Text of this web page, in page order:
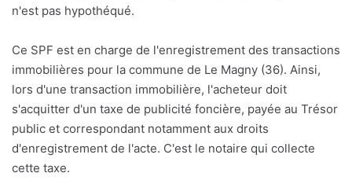
n'est pas hypothéqué.
Ce SPF est en charge de l'enregistrement des transactions
immobilières pour la commune de Le Magny (36). Ainsi,
lors d'une transaction immobilière, l'acheteur doit
s'acquitter d'un taxe de publicité foncière, payée au Trésor
public et correspondant notamment aux droits
d'enregistrement de l'acte. C'est le notaire qui collecte
cette taxe.